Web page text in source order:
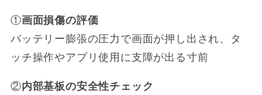
①画面損傷の評価
バッテリー膨張の圧力で画面が押し出され、タ
ッチ操作やアプリ使用に支障が出る寸前
②内部基板の安全性チェック